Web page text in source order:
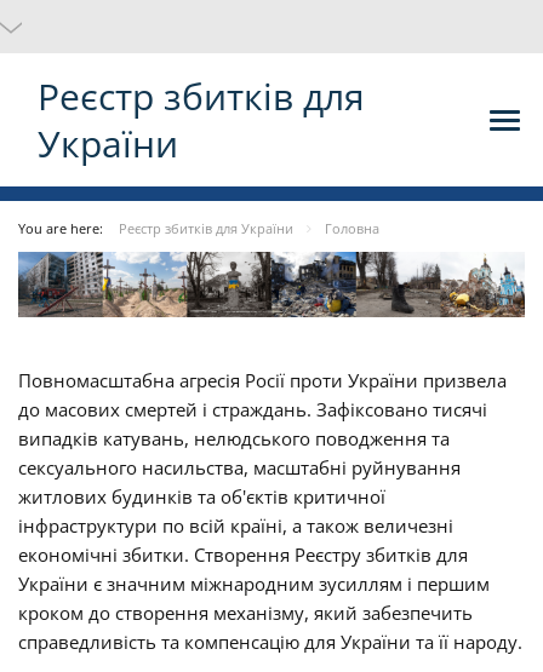
Реєстр збитків для
України
You are here: Реєстр збитків для України Головна
Повномасштабна агресія Росії проти України призвела
до масових смертей і страждань. Зафіксовано тисячі
випадків катувань, нелюдського поводження та
сексуального насильства, масштабні руйнування
житлових будинків та об'єктів критичної
інфраструктури по всій країні, а також величезні
економічні збитки. Створення Реєстру збитків для
України є значним міжнародним зусиллям і першим
кроком до створення механізму, який забезпечить
справедливість та компенсацію для України та її народу.